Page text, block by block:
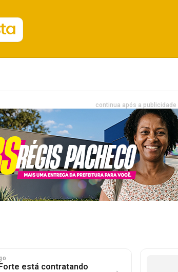
continua após a publicidade
está contratando